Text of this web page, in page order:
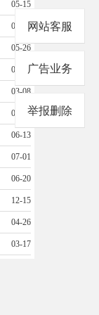
05-15
06-15
05-26
02-28
03-08
06-29
06-13
07-01
06-20
12-15
04-26
03-17
网站客服
广告业务
举报删除